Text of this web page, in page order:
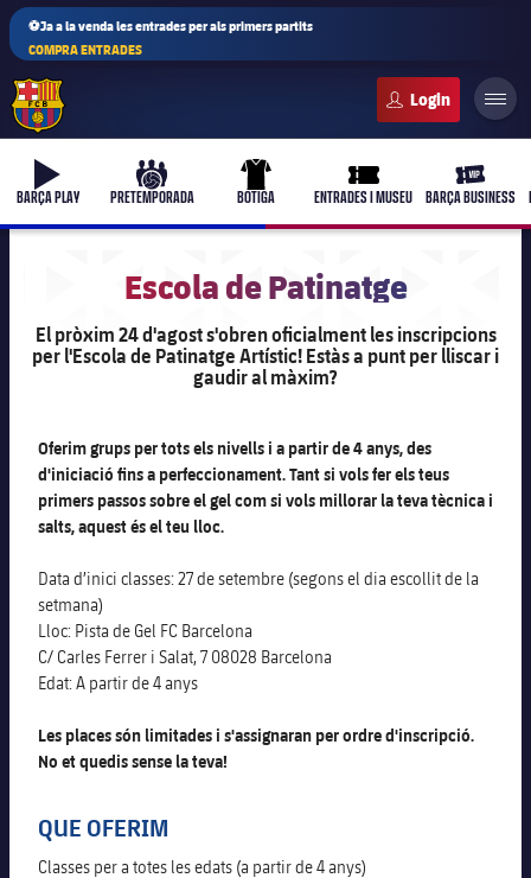
⚽Ja a la venda les entrades per als primers partits
COMPRA ENTRADES
b-play
BARÇA PLAY
culers-ball
PRETEMPORADA
uniform
BOTIGA
ticket-full
ENTRADES I MUSEU
ticket-
BARÇA BUSINESS
plusicon
més
Junta Directiva
Organigrames
chevron-right
label.aria.chevronright
plusicon
més
Barça Academy
plusicon
més
Presidents
Escola de Patinatge
El pròxim 24 d'agost s'obren oficialment les inscripcions
per l'Escola de Patinatge Artístic! Estàs a punt per lliscar i
gaudir al màxim?
Oferim grups per tots els nivells i a partir de 4 anys, des
d'iniciació fins a perfeccionament. Tant si vols fer els teus
primers passos sobre el gel com si vols millorar la teva tècnica i
salts, aquest és el teu lloc.
Data d’inici classes: 27 de setembre (segons el dia escollit de la
setmana)
Lloc: Pista de Gel FC Barcelona
C/ Carles Ferrer i Salat, 7 08028 Barcelona
Edat: A partir de 4 anys
Les places són limitades i s'assignaran per ordre d'inscripció.
No et quedis sense la teva!
QUE OFERIM
Classes per a totes les edats (a partir de 4 anys)